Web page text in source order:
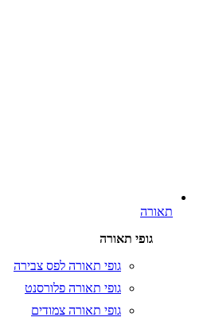
תאורה
גופי תאורה
גופי תאורה לפס צבירה
גופי תאורה פלורסנט
גופי תאורה צמודים